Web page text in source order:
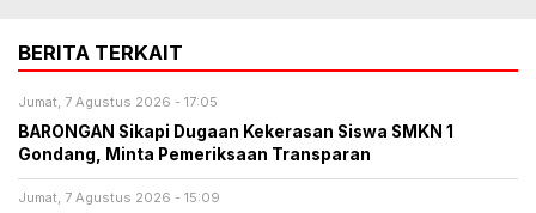
BERITA TERKAIT
Jumat, 7 Agustus 2026 - 17:05
BARONGAN Sikapi Dugaan Kekerasan Siswa SMKN 1
Gondang, Minta Pemeriksaan Transparan
Jumat, 7 Agustus 2026 - 15:09